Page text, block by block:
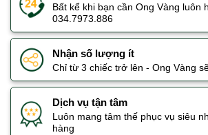
Bất kể khi bạn cần Ong Vàng luôn
034.7973.886
Nhận số lượng ít
Chỉ từ 3 chiếc trở lên - Ong Vàng
Dịch vụ tận tâm
Luôn mang tâm thế phục vụ siêu
hàng